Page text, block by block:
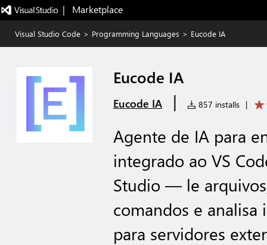
|   Marketplace
Visual Studio Code > Programming Languages > Eucode IA
Eucode IA
Eucode IA | 857 installs |
Agente de IA para
integrado ao VS
Studio — le
comandos e analisa
para servidores